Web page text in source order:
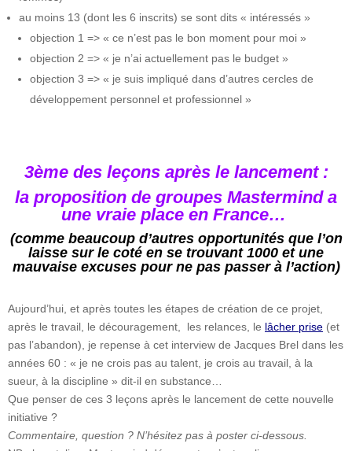
au moins 13 (dont les 6 inscrits) se sont dits « intéressés »
objection 1 => « ce n’est pas le bon moment pour moi »
objection 2 => « je n’ai actuellement pas le budget »
objection 3 => « je suis impliqué dans d’autres cercles de
développement personnel et professionnel »
3ème des leçons après le lancement :
la proposition de groupes Mastermind a
une vraie place en France…
(comme beaucoup d’autres opportunités que l’on
laisse sur le coté en se trouvant 1000 et une
mauvaise excuses pour ne pas passer à l’action)
Aujourd’hui, et après toutes les étapes de création de ce projet,
après le travail, le découragement, les relances, le lâcher prise (et
pas l’abandon), je repense à cet interview de Jacques Brel dans les
années 60 : « je ne crois pas au talent, je crois au travail, à la
sueur, à la discipline » dit-il en substance…
Que penser de ces 3 leçons après le lancement de cette nouvelle
initiative ?
Commentaire, question ? N’hésitez pas à poster ci-dessous.